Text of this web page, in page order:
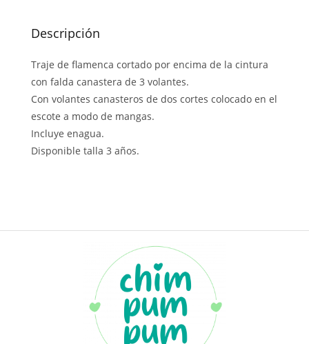
Descripción
Traje de flamenca cortado por encima de la cintura
con falda canastera de 3 volantes.
Con volantes canasteros de dos cortes colocado en el
escote a modo de mangas.
Incluye enagua.
Disponible talla 3 años.